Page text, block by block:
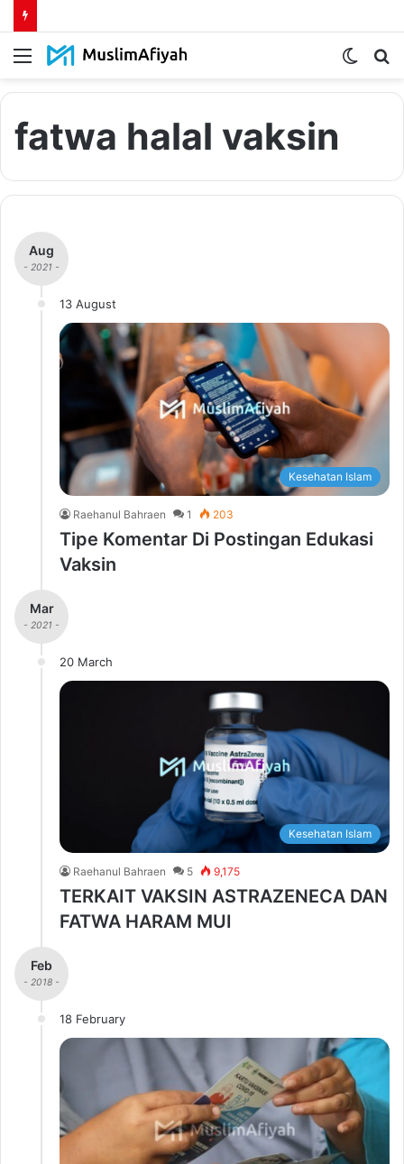
Menu
Switch
fatwa halal vaksin
Aug
- 2021 -
13 August
Kesehatan Islam
Raehanul Bahraen 1 203
Tipe Komentar Di Postingan Edukasi
Vaksin
Mar
- 2021 -
20 March
Kesehatan Islam
Raehanul Bahraen 5 9,175
TERKAIT VAKSIN ASTRAZENECA DAN
FATWA HARAM MUI
Feb
- 2018 -
18 February